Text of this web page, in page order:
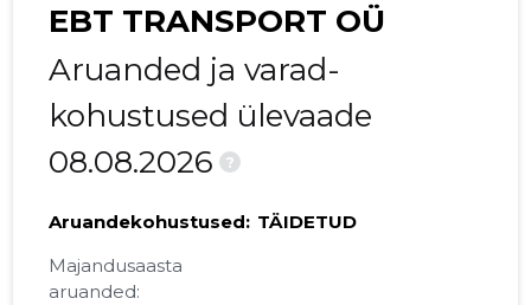
EBT TRANSPORT OÜ
Aruanded ja varad-
kohustused ülevaade
08.08.2026
?
Aruandekohustused: TÄIDETUD
Majandusaasta
aruanded: